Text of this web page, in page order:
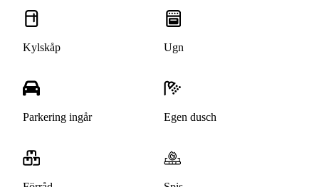
Kylskåp Ugn
Parkering ingår Egen dusch